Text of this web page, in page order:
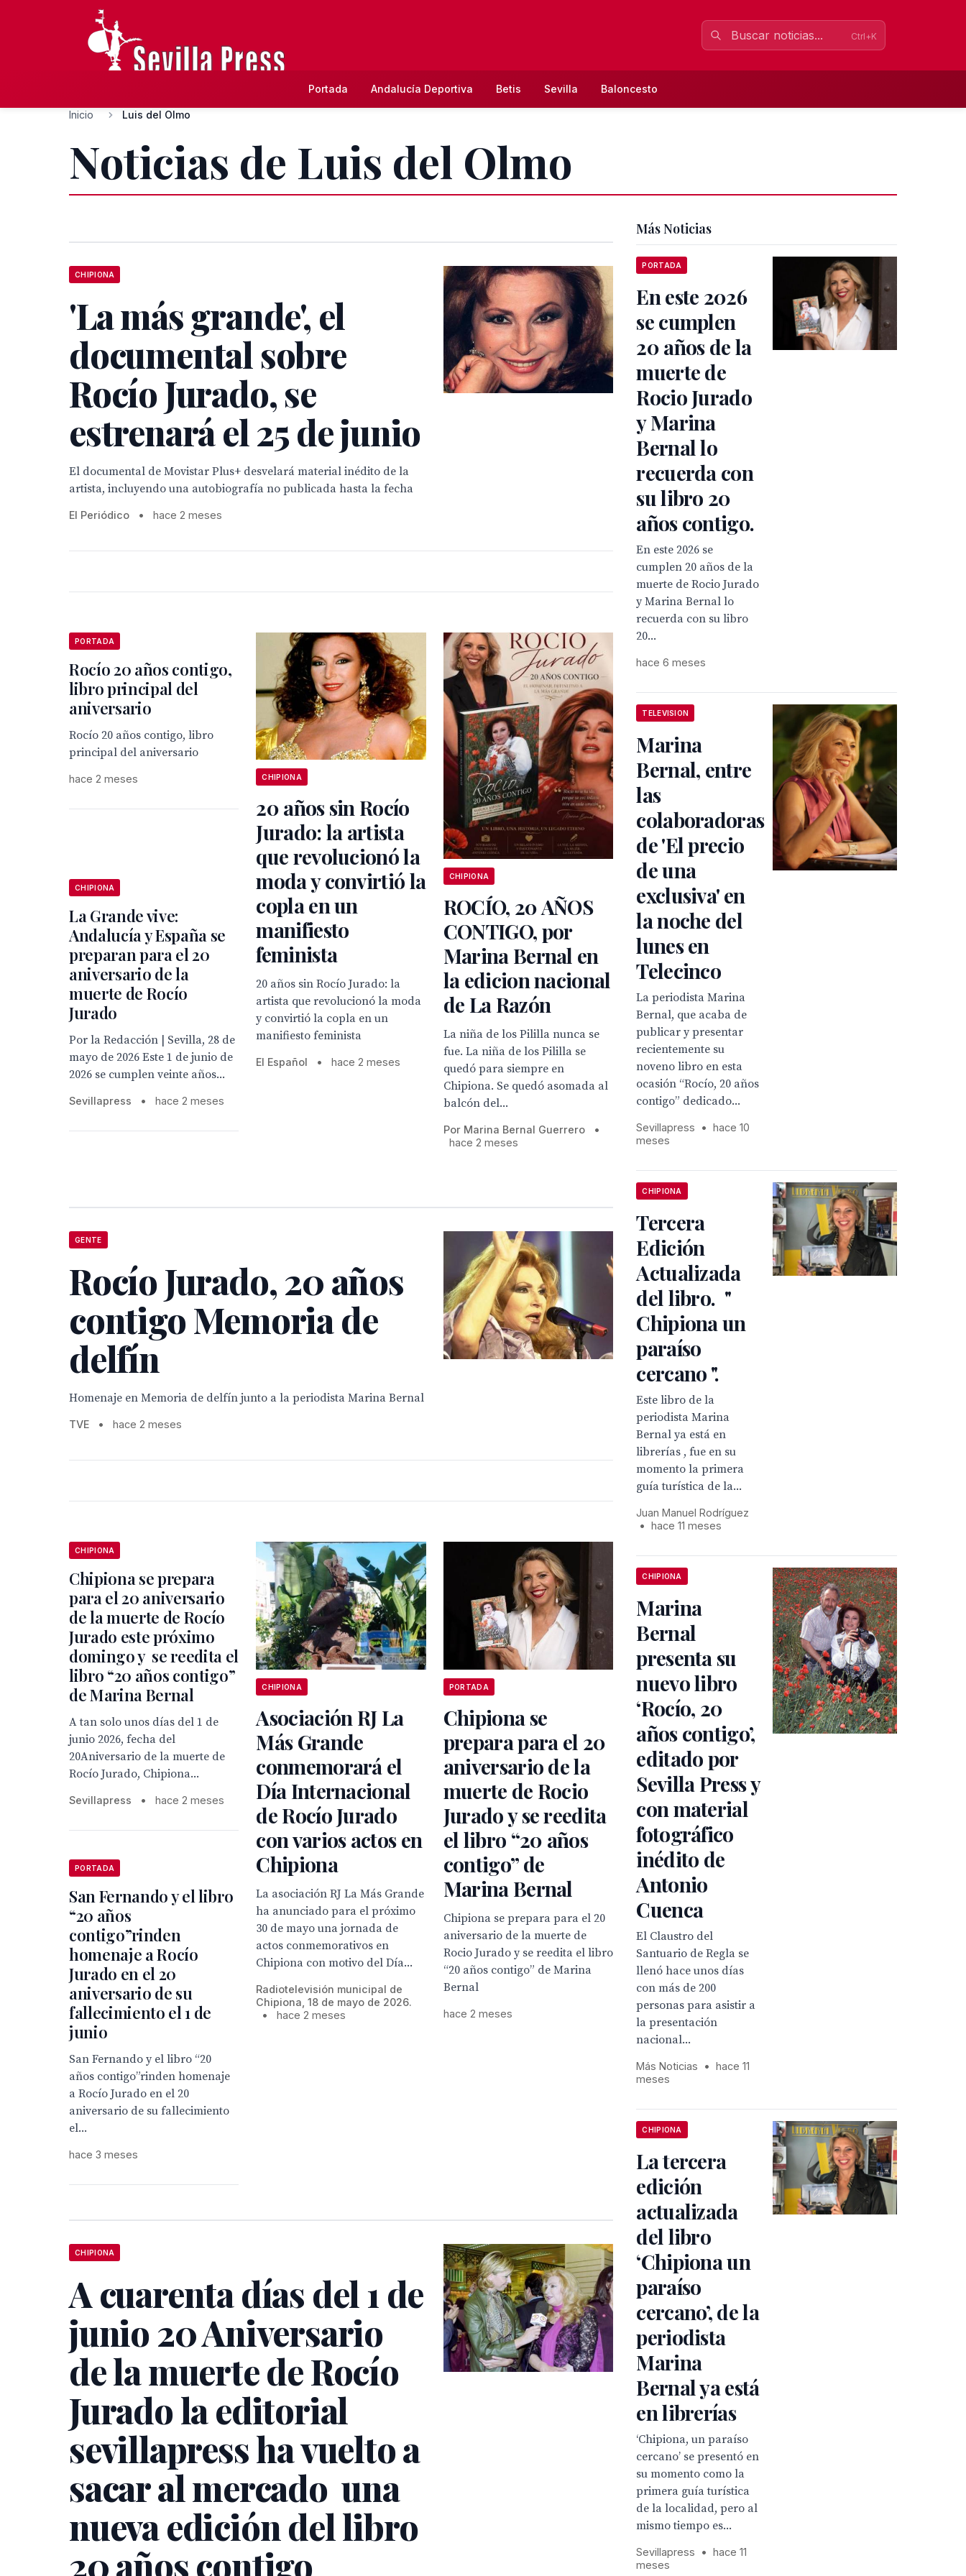
Ctrl+K
Portada Andalucía Deportiva Betis Sevilla Baloncesto
Inicio Luis del Olmo
Noticias de Luis del Olmo
CHIPIONA
'La más grande', el
documental sobre
Rocío Jurado, se
estrenará el 25 de junio
El documental de Movistar Plus+ desvelará material inédito de la
artista, incluyendo una autobiografía no publicada hasta la fecha
El Periódico • hace 2 meses
PORTADA
Rocío 20 años contigo,
libro principal del
aniversario
Rocío 20 años contigo, libro
principal del aniversario
hace 2 meses CHIPIONA
20 años sin Rocío
Jurado: la artista
que revolucionó la
moda y convirtió la
copla en un
manifiesto
feminista
20 años sin Rocío Jurado: la
artista que revolucionó la moda
y convirtió la copla en un
manifiesto feminista
El Español • hace 2 meses
CHIPIONA
ROCÍO, 20 AÑOS
CONTIGO, por
Marina Bernal en
la edicion nacional
de La Razón
La niña de los Pililla nunca se
fue. La niña de los Pililla se
quedó para siempre en
Chipiona. Se quedó asomada al
balcón del...
Por Marina Bernal Guerrero
•
hace 2 meses
CHIPIONA
La Grande vive:
Andalucía y España se
preparan para el 20
aniversario de la
muerte de Rocío
Jurado
Por la Redacción | Sevilla, 28 de
mayo de 2026 Este 1 de junio de
2026 se cumplen veinte años...
Sevillapress • hace 2 meses
GENTE
Rocío Jurado, 20 años
contigo Memoria de
delfín
Homenaje en Memoria de delfín junto a la periodista Marina Bernal
TVE • hace 2 meses
CHIPIONA
Chipiona se prepara
para el 20 aniversario
de la muerte de Rocío
Jurado este próximo
domingo y se reedita el
libro “20 años contigo”
de Marina Bernal
A tan solo unos días del 1 de
junio 2026, fecha del
20Aniversario de la muerte de
Rocío Jurado, Chipiona...
Sevillapress • hace 2 meses
CHIPIONA
Asociación RJ La
Más Grande
conmemorará el
Día Internacional
de Rocío Jurado
con varios actos en
Chipiona
La asociación RJ La Más Grande
ha anunciado para el próximo
30 de mayo una jornada de
actos conmemorativos en
Chipiona con motivo del Día...
Radiotelevisión municipal de
Chipiona, 18 de mayo de 2026.
•
hace 2 meses
PORTADA
Chipiona se
prepara para el 20
aniversario de la
muerte de Rocio
Jurado y se reedita
el libro “20 años
contigo” de
Marina Bernal
Chipiona se prepara para el 20
aniversario de la muerte de
Rocio Jurado y se reedita el libro
“20 años contigo” de Marina
Bernal
hace 2 meses
PORTADA
San Fernando y el libro
“20 años
contigo”rinden
homenaje a Rocío
Jurado en el 20
aniversario de su
fallecimiento el 1 de
junio
San Fernando y el libro “20
años contigo”rinden homenaje
a Rocío Jurado en el 20
aniversario de su fallecimiento
el...
hace 3 meses
CHIPIONA
A cuarenta días del 1 de
junio 20 Aniversario
de la muerte de Rocío
Jurado la editorial
sevillapress ha vuelto a
sacar al mercado una
nueva edición del libro
20 años contigo
Más Noticias
PORTADA
En este 2026
se cumplen
20 años de la
muerte de
Rocio Jurado
y Marina
Bernal lo
recuerda con
su libro 20
años contigo.
En este 2026 se
cumplen 20 años de la
muerte de Rocio Jurado
y Marina Bernal lo
recuerda con su libro
20...
hace 6 meses
TELEVISION
Marina
Bernal, entre
las
colaboradoras
de 'El precio
de una
exclusiva' en
la noche del
lunes en
Telecinco
La periodista Marina
Bernal, que acaba de
publicar y presentar
recientemente su
noveno libro en esta
ocasión “Rocío, 20 años
contigo” dedicado...
Sevillapress •
hace 10
meses
CHIPIONA
Tercera
Edición
Actualizada
del libro. "
Chipiona un
paraíso
cercano ".
Este libro de la
periodista Marina
Bernal ya está en
librerías , fue en su
momento la primera
guía turística de la...
Juan Manuel Rodríguez
•
hace 11 meses
CHIPIONA
Marina
Bernal
presenta su
nuevo libro
‘Rocío, 20
años contigo’,
editado por
Sevilla Press y
con material
fotográfico
inédito de
Antonio
Cuenca
El Claustro del
Santuario de Regla se
llenó hace unos días
con más de 200
personas para asistir a
la presentación
nacional...
Más Noticias •
hace 11
meses
CHIPIONA
La tercera
edición
actualizada
del libro
‘Chipiona un
paraíso
cercano’, de la
periodista
Marina
Bernal ya está
en librerías
‘Chipiona, un paraíso
cercano’ se presentó en
su momento como la
primera guía turística
de la localidad, pero al
mismo tiempo es...
Sevillapress •
hace 11
meses